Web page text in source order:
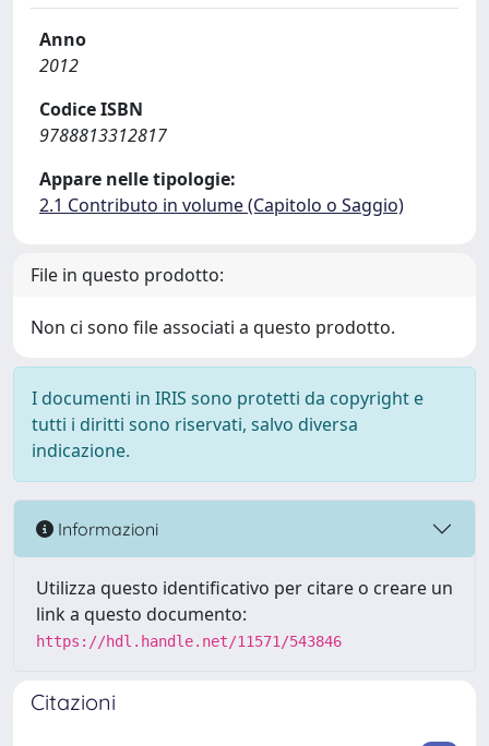
Anno
2012
Codice ISBN
9788813312817
Appare nelle tipologie:
2.1 Contributo in volume (Capitolo o Saggio)
File in questo prodotto:
Non ci sono file associati a questo prodotto.
I documenti in IRIS sono protetti da copyright e
tutti i diritti sono riservati, salvo diversa
indicazione.
Informazioni
Utilizza questo identificativo per citare o creare un
link a questo documento:
https://hdl.handle.net/11571/543846
Citazioni